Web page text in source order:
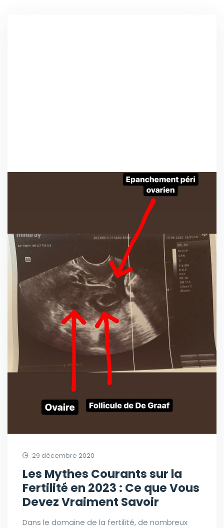
29 décembre 2020
Les Mythes Courants sur la
Fertilité en 2023 : Ce que Vous
Devez Vraiment Savoir
Dans le domaine de la fertilité, de nombreux